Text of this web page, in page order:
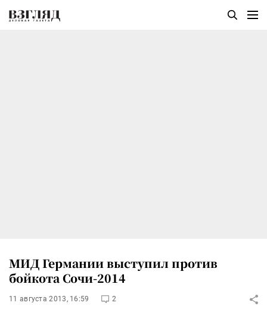
МИД Германии выступил против
бойкота Сочи-2014
11 августа 2013, 16:59 2